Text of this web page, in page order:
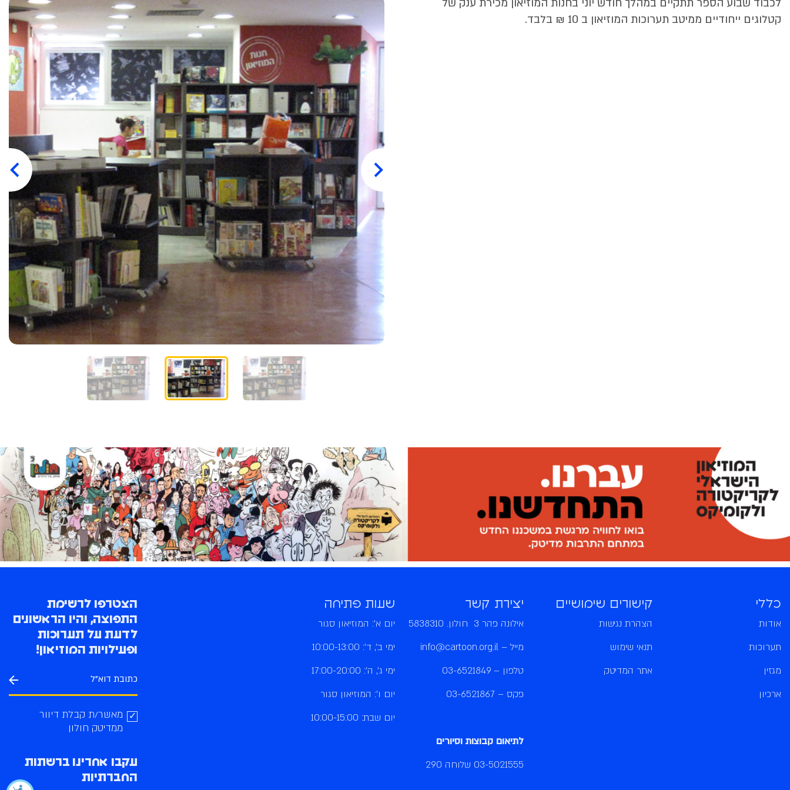
לכבוד שבוע הספר תתקיים במהלך חודש יוני בחנות המוזיאון מכירת ענק של
קטלוגים ייחודיים ממיטב תערוכות המוזיאון ב 10 ₪ בלבד.
כללי
אודות
תערוכות
מגזין
ארכיון
קישורים שימושיים
הצהרת נגישות
תנאי שימוש
אתר המדיטק
יצירת קשר
אילונה פהר 3 חולון. 5838310
מייל – info@cartoon.org.il
טלפון – 03-6521849
פקס – 03-6521867
לתיאום קבוצות וסיורים
03-5021555 שלוחה 290
שעות פתיחה
יום א': המוזיאון סגור
ימי ב', ד': 10:00-13:00
ימי ג', ה': 17:00-20:00
יום ו': המוזיאון סגור
יום שבת: 10:00-15:00
הצטרפו לרשימת
התפוצה, והיו הראשונים
לדעת על תערוכות
ופעילויות המוזיאון!
מאשר/ת קבלת דיוור
ממדיטק חולון
עקבו אחרינו ברשתות
החברתיות